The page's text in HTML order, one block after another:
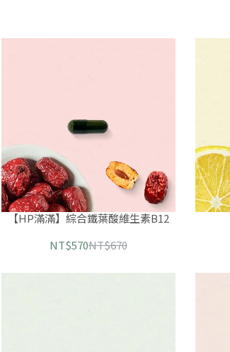
【HP滿滿】綜合鐵葉酸維生素B12
NT$570NT$670